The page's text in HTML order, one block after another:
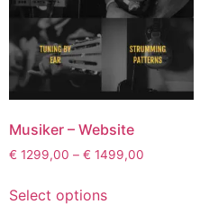
Musiker – Website
€ 1299,00 – € 1499,00
Select options